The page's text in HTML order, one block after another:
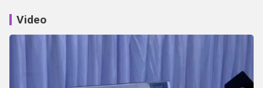
Video